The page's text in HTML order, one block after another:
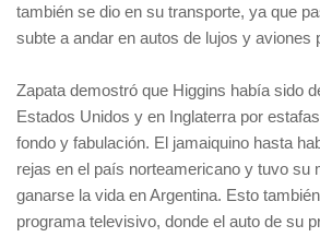
también se dio en su transporte, ya que
subte a andar en autos de lujos y aviones
Zapata demostró que Higgins había sido
Estados Unidos y en Inglaterra por
fondo y fabulación. El jamaiquino hasta
rejas en el país norteamericano y tuvo su
ganarse la vida en Argentina. Esto
programa televisivo, donde el auto de su